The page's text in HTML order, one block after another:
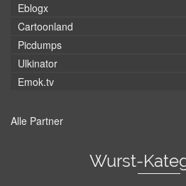
Eblogx
Cartoonland
Picdumps
Ulkinator
Emok.tv
Alle Partner
Wurst-